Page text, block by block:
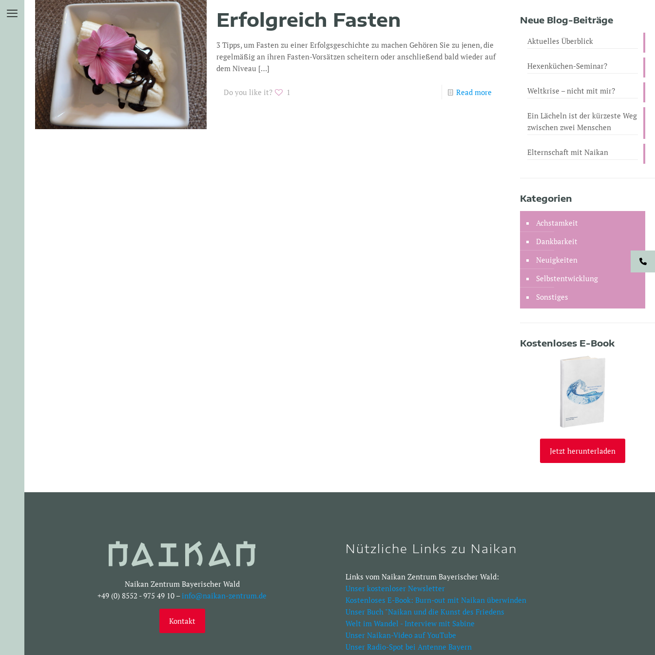
Erfolgreich Fasten
3 Tipps, um Fasten zu einer Erfolgsgeschichte zu machen Gehören Sie zu jenen, die
regelmäßig an ihren Fasten-Vorsätzen scheitern oder anschließend bald wieder auf
dem Niveau […]
Do you like it? 1 Read more
Neue Blog-Beiträge
Aktuelles Überblick
Hexenküchen-Seminar?
Weltkrise – nicht mit mir?
Ein Lächeln ist der kürzeste Weg
zwischen zwei Menschen
Elternschaft mit Naikan
Kategorien
Achstamkeit
Dankbarkeit
Neuigkeiten
Selbstentwicklung
Sonstiges
Kostenloses E-Book
Jetzt herunterladen
Naikan Zentrum Bayerischer Wald
+49 (0) 8552 - 975 49 10 –info@naikan-zentrum.de
Kontakt
Nützliche Links zu Naikan
Links vom Naikan Zentrum Bayerischer Wald:
Unser kostenloser Newsletter
Kostenloses E-Book: Burn-out mit Naikan überwinden
Unser Buch "Naikan und die Kunst des Friedens
Welt im Wandel - Interview mit Sabine
Unser Naikan-Video auf YouTube
Unser Radio-Spot bei Antenne Bayern